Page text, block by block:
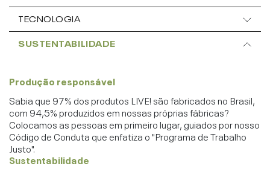
TECNOLOGIA
SUSTENTABILIDADE
Produção responsável
Sabia que 97% dos produtos LIVE! são fabricados no Brasil,
com 94,5% produzidos em nossas próprias fábricas?
Colocamos as pessoas em primeiro lugar, guiados por nosso
Código de Conduta que enfatiza o "Programa de Trabalho
Justo".
Sustentabilidade